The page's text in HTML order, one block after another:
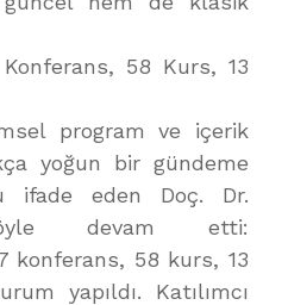
58 Kurs, 13
program ve içerik
yoğun bir gündeme
ifade eden Doç. Dr.
devam etti:
konferans, 58 kurs, 13
yapıldı. Katılımcı